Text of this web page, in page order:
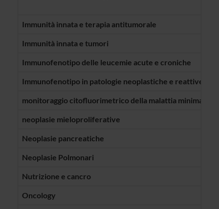
Immunità innata e terapia antitumorale
Immunità innata e tumori
Immunofenotipo delle leucemie acute e croniche
Immunofenotipo in patologie neoplastiche e reattive
monitoraggio citofluorimetrico della malattia minima
neoplasie mieloproliferative
Neoplasie pancreatiche
Neoplasie Polmonari
Nutrizione e cancro
Oncology